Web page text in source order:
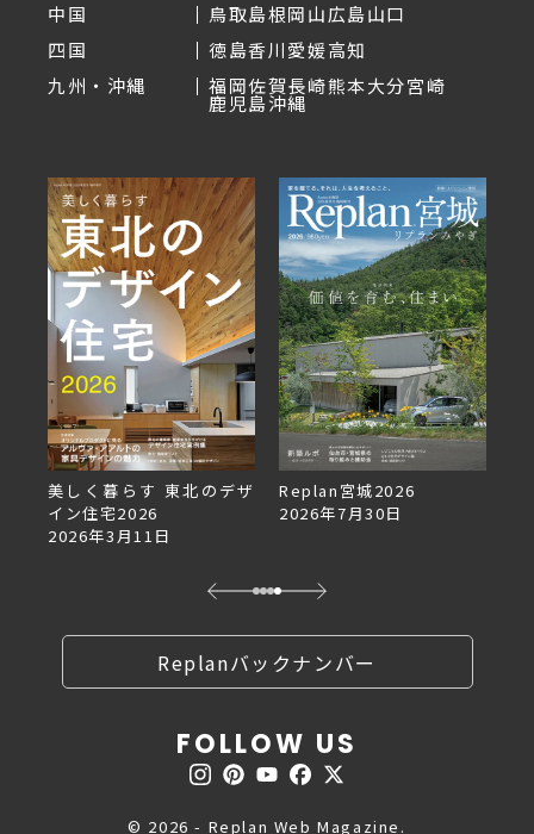
中国
鳥取島根岡山広島山口
四国
徳島香川愛媛高知
九州・沖縄
福岡佐賀長崎熊本大分宮崎
鹿児島沖縄
美しく暮らす 東北のデザ
イン住宅2026
2026年3月11日
Replan宮城2026
2026年7月30日
Replanバックナンバー
FOLLOW US
© 2026 - Replan Web Magazine.